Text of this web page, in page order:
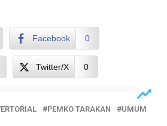
Facebook 0
Twitter/X 0
PEMKO TARAKAN UMUM